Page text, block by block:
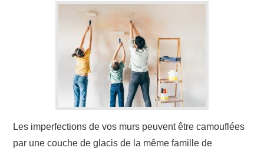
Les imperfections de vos murs peuvent être camouflées
par une couche de glacis de la même famille de